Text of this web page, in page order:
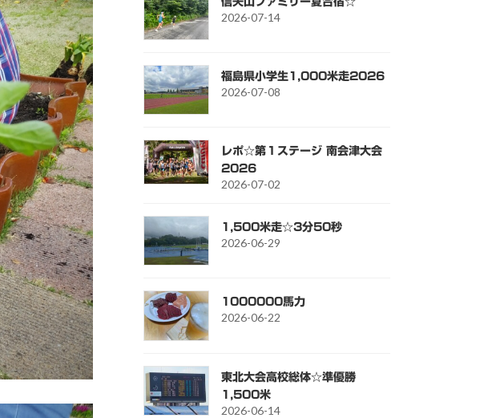
2026-07-14
福島県小学生1,000米走2026
2026-07-08
レポ☆第１ステージ 南会津大会
2026
2026-07-02
1,500米走☆3分50秒
2026-06-29
1000000馬力
2026-06-22
東北大会高校総体☆準優勝
1,500米
2026-06-14